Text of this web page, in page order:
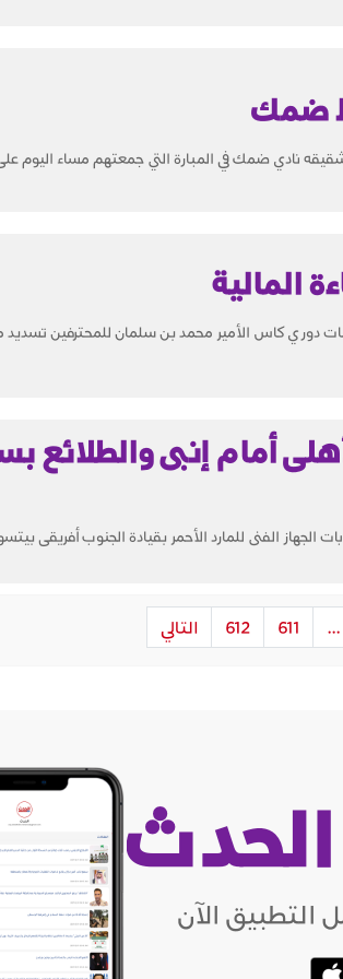
ضمك
نادي ضمك في المبارة التي جمعتهم مساء اليوم
المالية
دوري كاس الأمير محمد بن سلمان للمحترفين
أمام إنبى والطلائع
الفنى للمارد الأحمر بقيادة الجنوب أفريقى
...
611
612 التالي
التطبيق الآن